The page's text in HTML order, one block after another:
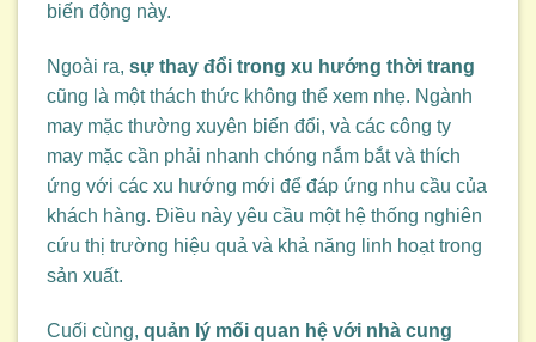
biến động này.
Ngoài ra, sự thay đổi trong xu hướng thời trang
cũng là một thách thức không thể xem nhẹ. Ngành
may mặc thường xuyên biến đổi, và các công ty
may mặc cần phải nhanh chóng nắm bắt và thích
ứng với các xu hướng mới để đáp ứng nhu cầu của
khách hàng. Điều này yêu cầu một hệ thống nghiên
cứu thị trường hiệu quả và khả năng linh hoạt trong
sản xuất.
Cuối cùng, quản lý mối quan hệ với nhà cung